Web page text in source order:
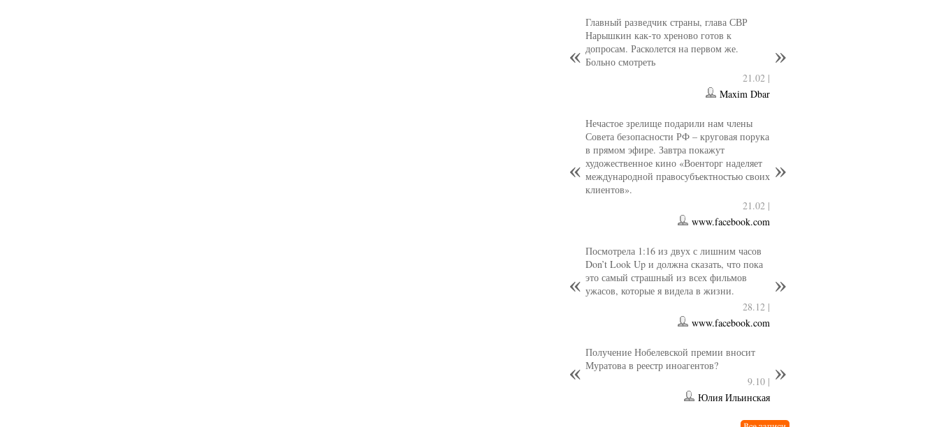
Главный разведчик страны, глава СВР
Нарышкин как-то хреново готов к
допросам. Расколется на первом же.
Больно смотреть
21.02 |
Maxim Dbar
Нечастое зрелище подарили нам члены
Совета безопасности РФ – круговая порука
в прямом эфире. Завтра покажут
художественное кино «Военторг наделяет
международной правосубъектностью своих
клиентов».
21.02 |
www.facebook.com
Посмотрела 1:16 из двух с лишним часов
Don’t Look Up и должна сказать, что пока
это самый страшный из всех фильмов
ужасов, которые я видела в жизни.
28.12 |
www.facebook.com
Получение Нобелевской премии вносит
Муратова в реестр иноагентов?
9.10 |
Юлия Ильинская